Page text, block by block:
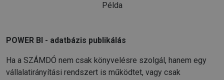
Példa
POWER BI - adatbázis publikálás
Ha a SZÁMDÓ nem csak könyvelésre szolgál, hanem egy
vállalatirányítási rendszert is működtet, vagy csak